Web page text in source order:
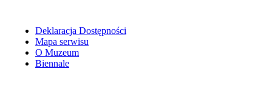
Deklaracja Dostępności
Mapa serwisu
O Muzeum
Biennale